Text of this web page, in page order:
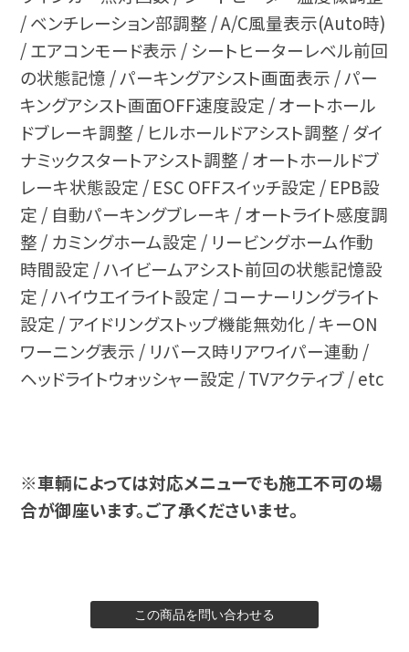
/ ベンチレーション部調整 / A/C風量表示(Auto時)
/ エアコンモード表示 / シートヒーターレベル前回
の状態記憶 / パーキングアシスト画面表示 / パー
キングアシスト画面OFF速度設定 / オートホール
ドブレーキ調整 / ヒルホールドアシスト調整 / ダイ
ナミックスタートアシスト調整 / オートホールドブ
レーキ状態設定 / ESC OFFスイッチ設定 / EPB設
定 / 自動パーキングブレーキ / オートライト感度調
整 / カミングホーム設定 / リービングホーム作動
時間設定 / ハイビームアシスト前回の状態記憶設
定 / ハイウエイライト設定 / コーナーリングライト
設定 / アイドリングストップ機能無効化 / キーON
ワーニング表示 / リバース時リアワイパー連動 /
ヘッドライトウォッシャー設定 / TVアクティブ / etc
※車輌によっては対応メニューでも施工不可の場
合が御座います。ご了承くださいませ。